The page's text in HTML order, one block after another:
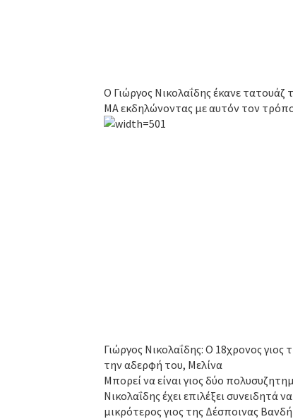
Ο Γιώργος Νικολαΐδης έκανε
ΜΑ εκδηλώνοντας με αυτόν τον
Γιώργος Νικολαΐδης: Ο 18χρονος
την αδερφή του, Μελίνα
Μπορεί να είναι γιος δύο
Νικολαΐδης έχει επιλέξει
μικρότερος γιος της Δέσποινας